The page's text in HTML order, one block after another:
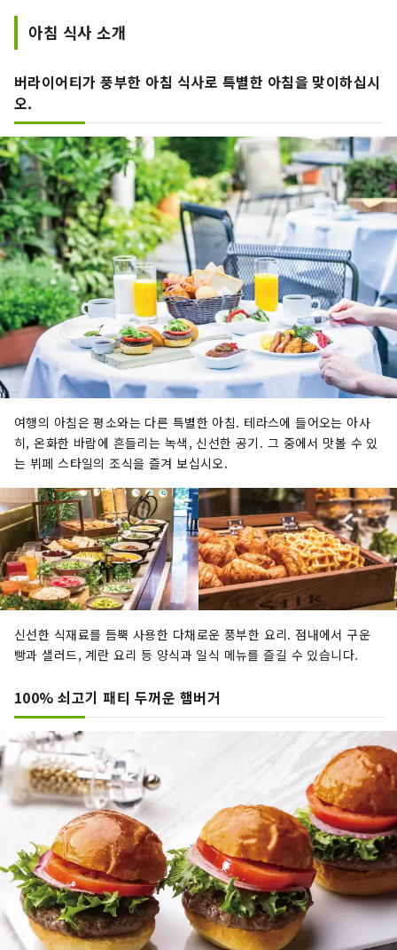
아침 식사 소개
버라이어티가 풍부한 아침 식사로 특별한 아침을 맞이하십시
오.
여행의 아침은 평소와는 다른 특별한 아침. 테라스에 들어오는 아사
히, 온화한 바람에 흔들리는 녹색, 신선한 공기. 그 중에서 맛볼 수 있
는 뷔페 스타일의 조식을 즐겨 보십시오.
신선한 식재료를 듬뿍 사용한 다채로운 풍부한 요리. 점내에서 구운
빵과 샐러드, 계란 요리 등 양식과 일식 메뉴를 즐길 수 있습니다.
100% 쇠고기 패티 두꺼운 햄버거